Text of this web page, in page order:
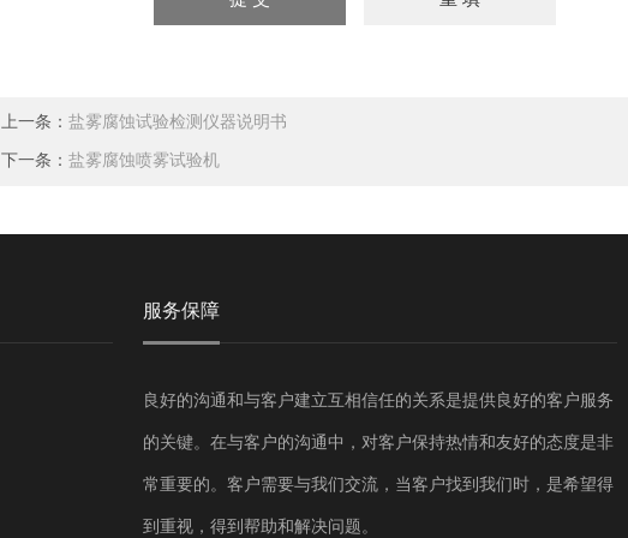
上一条： 盐雾腐蚀试验检测仪器说明书
下一条： 盐雾腐蚀喷雾试验机
服务保障
良好的沟通和与客户建立互相信任的关系是提供良好的客户服务
的关键。在与客户的沟通中，对客户保持热情和友好的态度是非
常重要的。客户需要与我们交流，当客户找到我们时，是希望得
到重视，得到帮助和解决问题。